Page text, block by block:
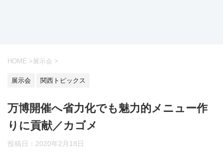
HOME > 展示会 >
展示会 関西トピックス
万博開催へ省力化でも魅力的メニュー作
りに貢献／カゴメ
投稿日：2020年2月18日